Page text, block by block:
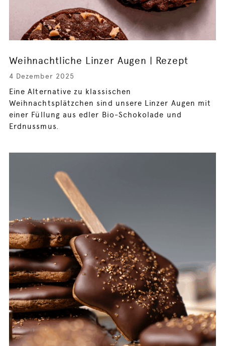
Weihnachtliche Linzer Augen | Rezept
4 Dezember 2025
Eine Alternative zu klassischen
Weihnachtsplätzchen sind unsere Linzer Augen mit
einer Füllung aus edler Bio-Schokolade und
Erdnussmus.